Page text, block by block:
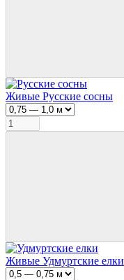
Живые Русские сосны
Живые Удмуртские елки